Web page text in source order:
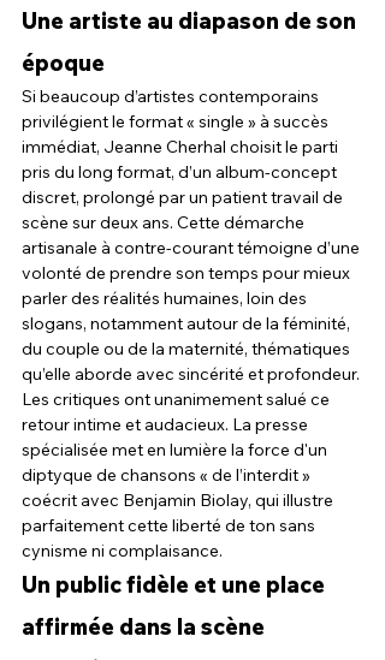
Une artiste au diapason de son
époque
Si beaucoup d’artistes contemporains
privilégient le format « single » à succès
immédiat, Jeanne Cherhal choisit le parti
pris du long format, d’un album-concept
discret, prolongé par un patient travail de
scène sur deux ans. Cette démarche
artisanale à contre-courant témoigne d’une
volonté de prendre son temps pour mieux
parler des réalités humaines, loin des
slogans, notamment autour de la féminité,
du couple ou de la maternité, thématiques
qu’elle aborde avec sincérité et profondeur.
Les critiques ont unanimement salué ce
retour intime et audacieux. La presse
spécialisée met en lumière la force d'un
diptyque de chansons « de l’interdit »
coécrit avec Benjamin Biolay, qui illustre
parfaitement cette liberté de ton sans
cynisme ni complaisance.
Un public fidèle et une place
affirmée dans la scène